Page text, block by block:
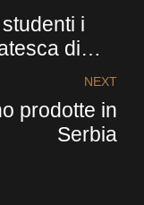
i
di
NEXT
prodotte in
Serbia